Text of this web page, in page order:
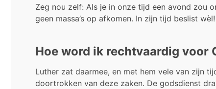
Zeg nou zelf: Als je in onze tijd een avond zou
geen massa’s op afkomen. In zijn tijd beslist wèl!
Hoe word ik rechtvaardig voor
Luther zat daarmee, en met hem vele van zijn
doortrokken van deze zaken. De godsdienst